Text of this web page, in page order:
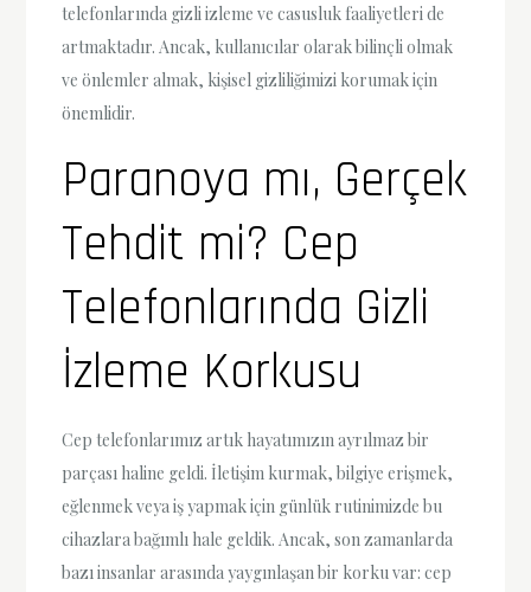
telefonlarında gizli izleme ve casusluk faaliyetleri de
artmaktadır. Ancak, kullanıcılar olarak bilinçli olmak
ve önlemler almak, kişisel gizliliğimizi korumak için
önemlidir.
Paranoya mı, Gerçek
Tehdit mi? Cep
Telefonlarında Gizli
İzleme Korkusu
Cep telefonlarımız artık hayatımızın ayrılmaz bir
parçası haline geldi. İletişim kurmak, bilgiye erişmek,
eğlenmek veya iş yapmak için günlük rutinimizde bu
cihazlara bağımlı hale geldik. Ancak, son zamanlarda
bazı insanlar arasında yaygınlaşan bir korku var: cep